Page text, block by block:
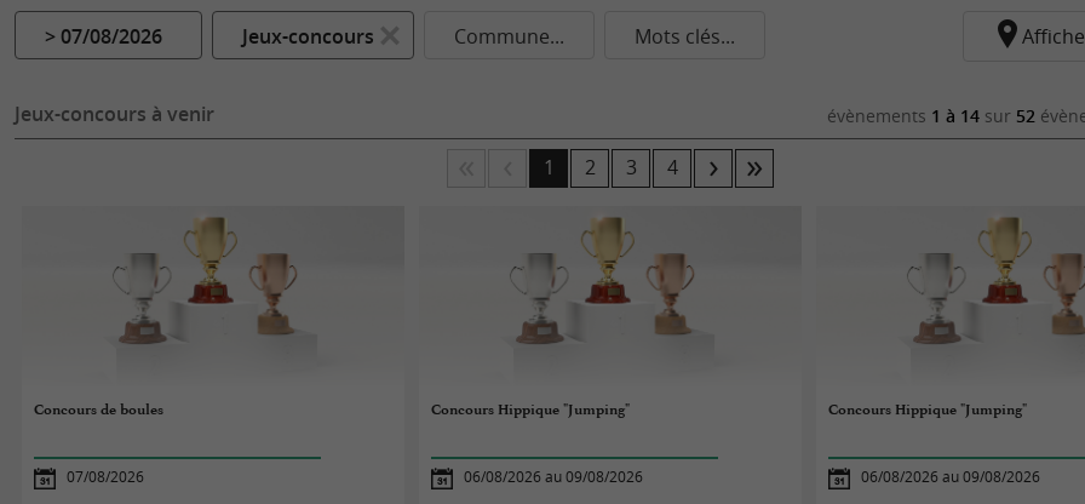
> 07/08/2026 Jeux-concours Commune... Mots clés...
Jeux-concours à venir évènements 1 à 14 sur 52
1 2 3 4
Concours de boules
07/08/2026
Concours Hippique "Jumping"
06/08/2026 au 09/08/2026
Concours Hippique "Jumping"
06/08/2026 au 09/08/2026